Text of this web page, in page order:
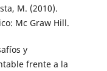
M. (2010).
Mc Graw Hill.
y
frente a la